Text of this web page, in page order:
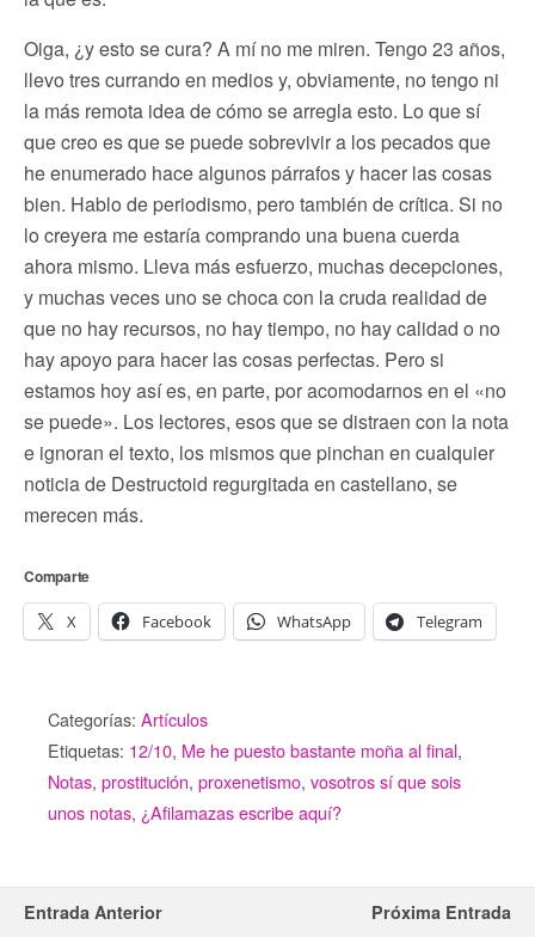
Oiga, ¿y esto se cura? A mí no me miren. Tengo 23 años,
llevo tres currando en medios y, obviamente, no tengo ni
la más remota idea de cómo se arregla esto. Lo que sí
que creo es que se puede sobrevivir a los pecados que
he enumerado hace algunos párrafos y hacer las cosas
bien. Hablo de periodismo, pero también de crítica. Si no
lo creyera me estaría comprando una buena cuerda
ahora mismo. Lleva más esfuerzo, muchas decepciones,
y muchas veces uno se choca con la cruda realidad de
que no hay recursos, no hay tiempo, no hay calidad o no
hay apoyo para hacer las cosas perfectas. Pero si
estamos hoy así es, en parte, por acomodarnos en el «no
se puede». Los lectores, esos que se distraen con la nota
e ignoran el texto, los mismos que pinchan en cualquier
noticia de Destructoid regurgitada en castellano, se
merecen más.
Comparte
X Facebook WhatsApp Telegram
Categorías: Artículos
Etiquetas: 12/10, Me he puesto bastante moña al final,
Notas, prostitución, proxenetismo, vosotros sí que sois
unos notas, ¿Afilamazas escribe aquí?
Entrada Anterior Próxima Entrada